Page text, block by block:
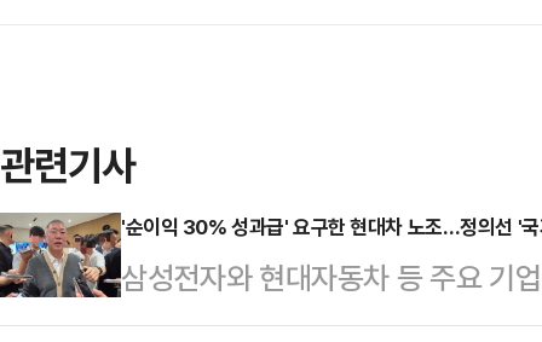
관련기사
'순이익 30% 성과급' 요구한 현대차 노조…정의선 '
삼성전자와 현대자동차 등 주요 기
갈등이 확산하는 가운데 정의선 현